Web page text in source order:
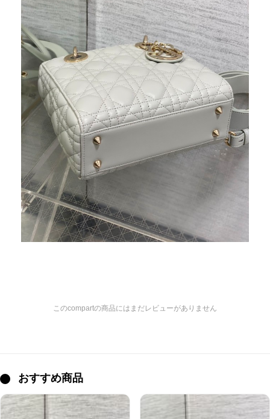
このcompartの商品にはまだレビューがありません
おすすめ商品